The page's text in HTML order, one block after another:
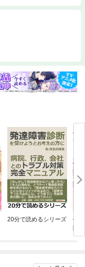
20分で読めるシリーズ
売
れる